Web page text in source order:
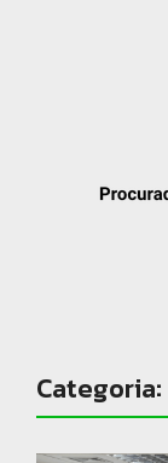
Categoria: